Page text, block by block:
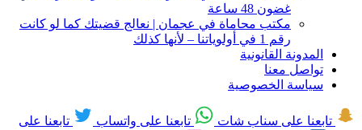
غضون 48 ساعة
مكتب محاماة في عجمان | نعالج قضيتك كما لو كانت
رقم 1 في أولوياتنا – لأنها كذلك
المدونة القانونية
تواصل معنا
سياسة الخصوصية
تابعنا على سناب شات تابعنا على واتساب
تابعنا على